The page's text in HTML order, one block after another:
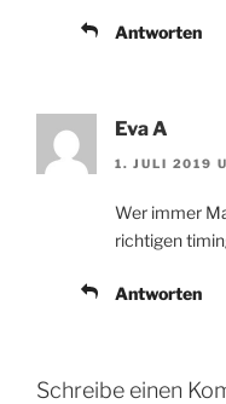
Antworten
Eva A
1. JULI 2019
Wer immer
richtigen
Antworten
Schreibe einen